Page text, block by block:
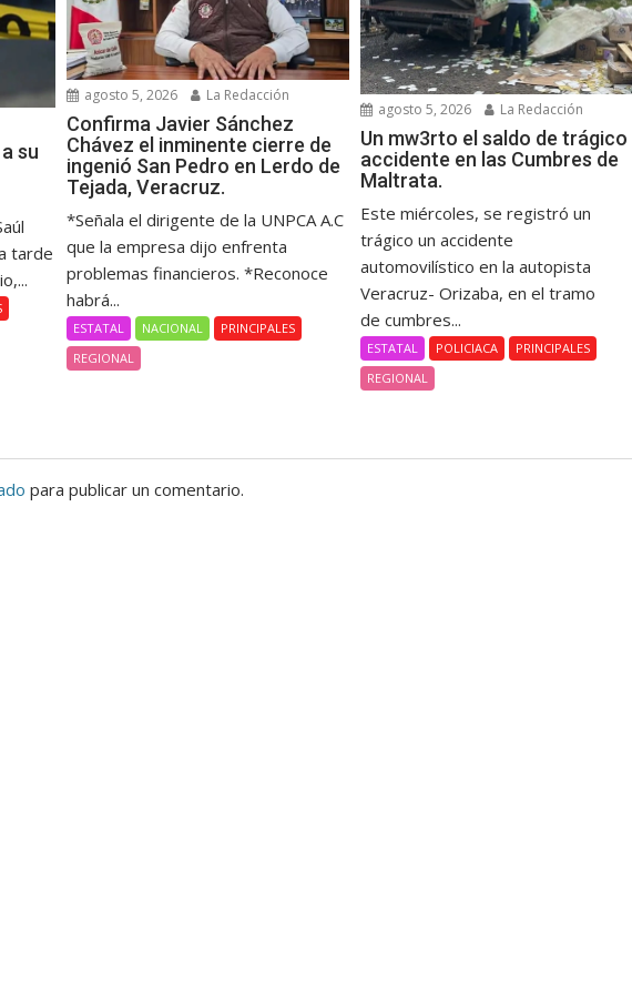
su
tarde
agosto 5, 2026 La Redacción
Confirma Javier Sánchez
Chávez el inminente cierre de
ingenió San Pedro en Lerdo de
Tejada, Veracruz.
*Señala el dirigente de la UNPCA A.C
que la empresa dijo enfrenta
problemas financieros. *Reconoce
habrá...
ESTATAL NACIONAL
PRINCIPALES
REGIONAL
agosto 5, 2026 La Redacción
Un mw3rto el saldo de trágico
accidente en las Cumbres de
Maltrata.
Este miércoles, se registró un
trágico un accidente
automovilístico en la autopista
Veracruz- Orizaba, en el tramo
de cumbres...
ESTATAL POLICIACA
PRINCIPALES
REGIONAL
para publicar un comentario.